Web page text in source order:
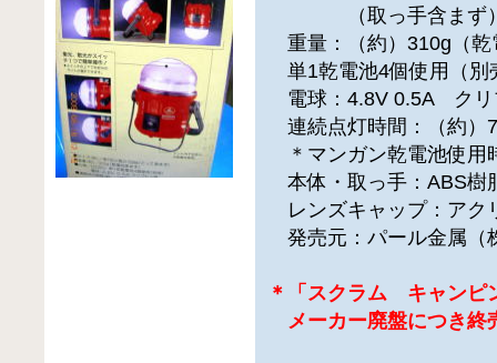
（取っ手含まず
重量：（約）310g（乾
単1乾電池4個使用（別
電球：4.8V 0.5A クリ
連続点灯時間：（約）
＊マンガン乾電池使用
本体・取っ手：ABS樹
レンズキャップ：アク
発売元：パール金属（
＊「スクラム キャンピ
メーカー廃盤につき終